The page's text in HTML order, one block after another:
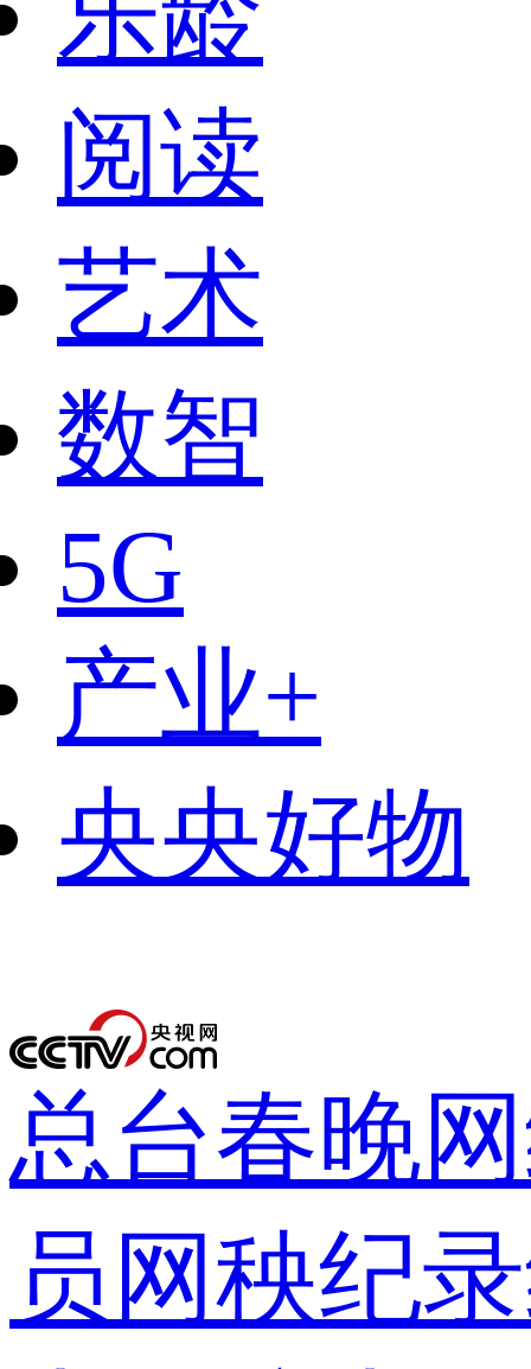
阅读
艺术
数智
5G
产业+
央央好物
下次自
录
登
总台春晚
员网秧纪录